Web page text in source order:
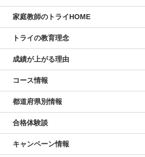
家庭教師のトライHOME
トライの教育理念
成績が上がる理由
コース情報
都道府県別情報
合格体験談
キャンペーン情報